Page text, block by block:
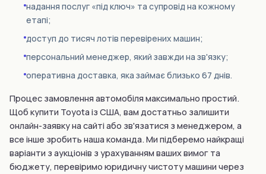
надання послуг «під ключ» та супровід на кожному
етапі;
доступ до тисяч лотів перевірених машин;
персональний менеджер, який завжди на зв'язку;
оперативна доставка, яка займає близько 67 днів.
Процес замовлення автомобіля максимально простий.
Щоб купити Toyota із США, вам достатньо залишити
онлайн-заявку на сайті або зв'язатися з менеджером, а
все інше зробить наша команда. Ми підберемо найкращі
варіанти з аукціонів з урахуванням ваших вимог та
бюджету, перевіримо юридичну чистоту машини через